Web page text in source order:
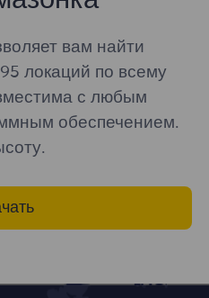
вам найти
локаций по всему
с любым
обеспечением.